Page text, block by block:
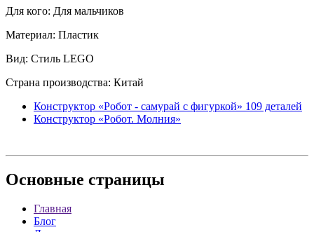
Для кого: Для мальчиков
Материал: Пластик
Вид: Стиль LEGO
Страна производства: Китай
Конструктор «Робот - самурай с фигуркой» 109 деталей
Конструктор «Робот. Молния»
Основные страницы
Главная
Блог